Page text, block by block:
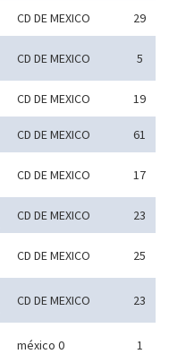
CD DE MEXICO
29
CD DE MEXICO 5
CD DE MEXICO
19
CD DE MEXICO
61
CD DE MEXICO 17
CD DE MEXICO
23
CD DE MEXICO
25
CD DE MEXICO
23
méxico 0
1